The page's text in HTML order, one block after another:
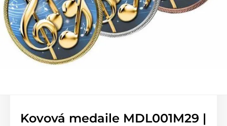
Kovová medaile MDL001M29 |